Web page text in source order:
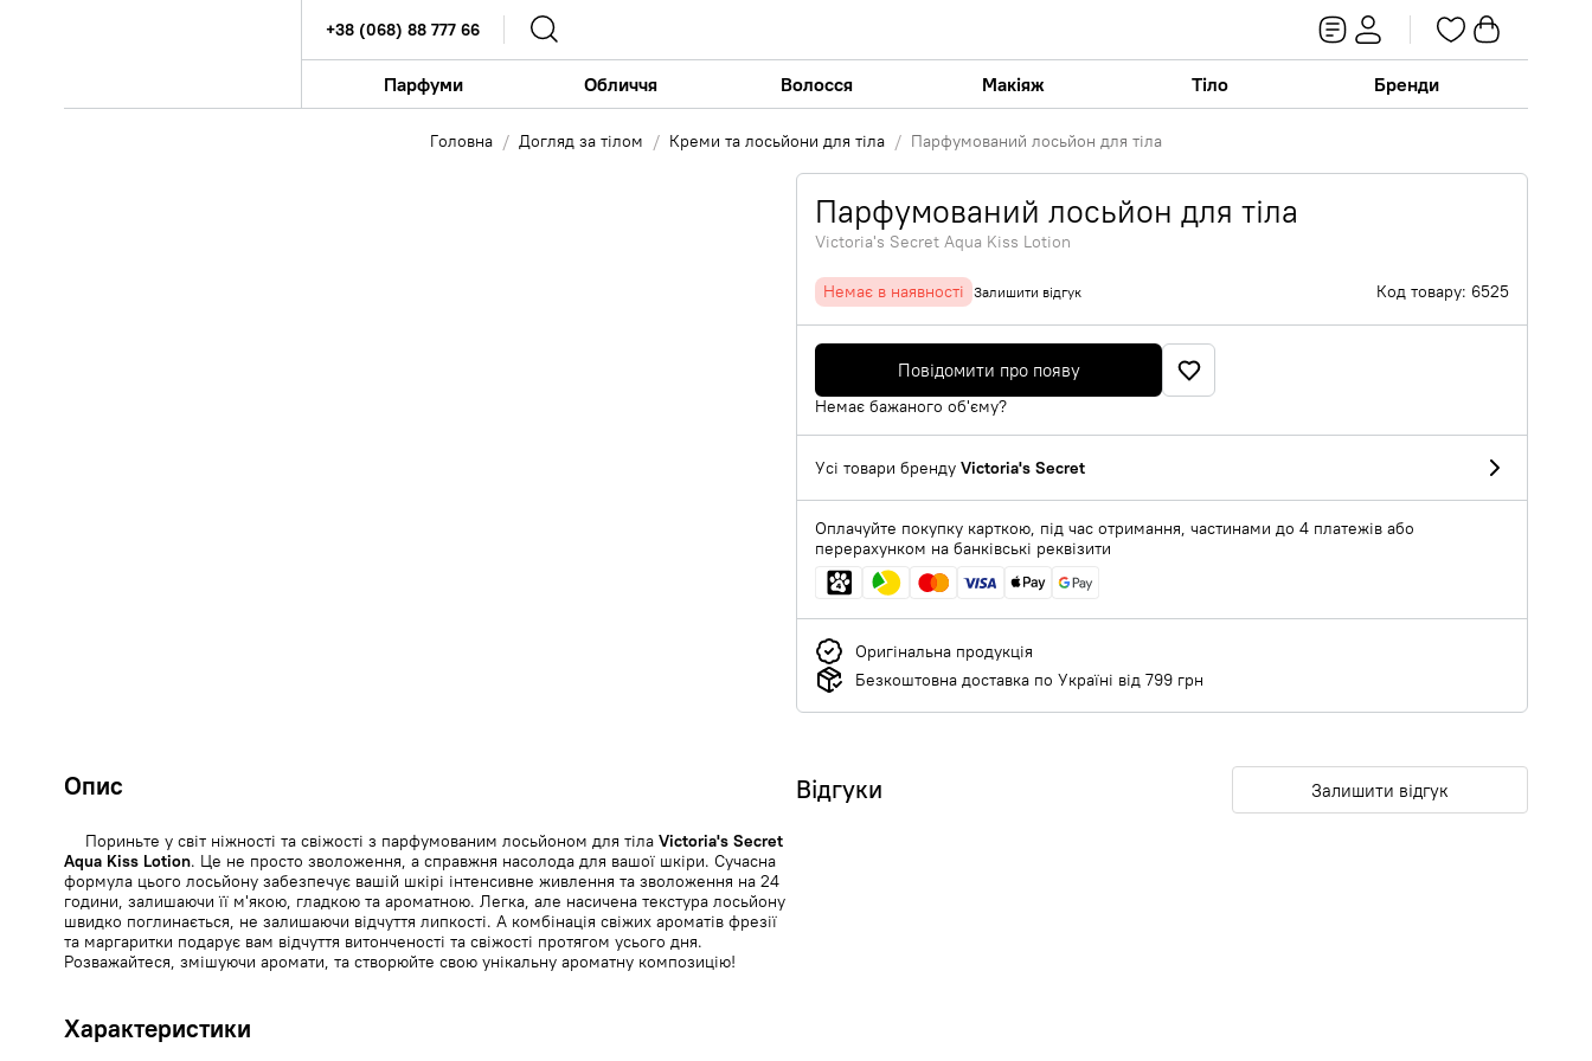
+38 (068) 88 777 66
Парфуми Обличчя Волосся Макіяж Тіло Бренди
Головна Догляд за тілом Креми та лосьйони для тіла Парфумований лосьйон для тіла
Парфумований лосьйон для тіла
Victoria's Secret Aqua Kiss Lotion
Немає в наявності Залишити відгук Код товару: 6525
Повідомити про появу
Немає бажаного об'єму?
Усі товари бренду Victoria's Secret
Оплачуйте покупку карткою, під час отримання, частинами до 4 платежів або
перерахунком на банківські реквізити
Оригінальна продукція
Безкоштовна доставка по Україні від 799 грн
Опис
Пориньте у світ ніжності та свіжості з парфумованим лосьйоном для тіла Victoria's Secret
Aqua Kiss Lotion. Це не просто зволоження, а справжня насолода для вашої шкіри. Сучасна
формула цього лосьйону забезпечує вашій шкірі інтенсивне живлення та зволоження на 24
години, залишаючи її м'якою, гладкою та ароматною. Легка, але насичена текстура лосьйону
швидко поглинається, не залишаючи відчуття липкості. А комбінація свіжих ароматів фрезії
та маргаритки подарує вам відчуття витонченості та свіжості протягом усього дня.
Розважайтеся, змішуючи аромати, та створюйте свою унікальну ароматну композицію!
Характеристики
Відгуки Залишити відгук